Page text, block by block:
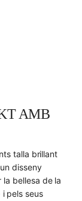
AMB
talla brillant
disseny
bellesa de la
pels seus